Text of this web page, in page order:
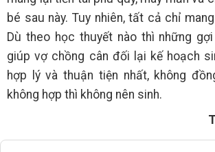
bé sau này. Tuy nhiên, tất cả chỉ
Dù theo học thuyết nào thì những
giúp vợ chồng cân đối lại kế hoạch
hợp lý và thuận tiện nhất, không
không hợp thì không nên sinh.